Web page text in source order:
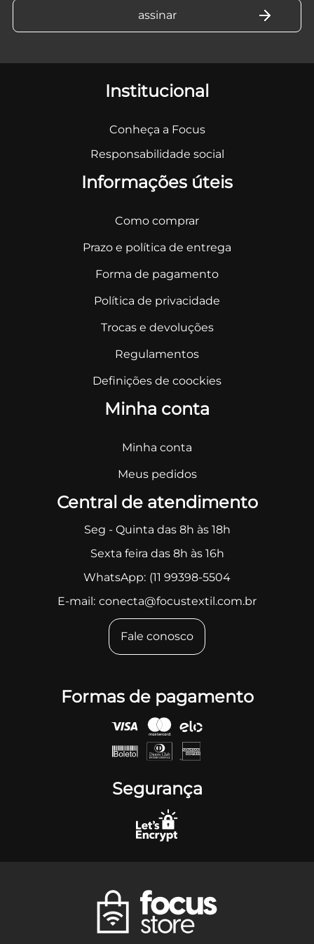
Institucional
Conheça a Focus
Responsabilidade social
Informações úteis
Como comprar
Prazo e política de entrega
Forma de pagamento
Política de privacidade
Trocas e devoluções
Regulamentos
Definições de coockies
Minha conta
Minha conta
Meus pedidos
Central de atendimento
Seg - Quinta das 8h às 18h
Sexta feira das 8h às 16h
WhatsApp: (11 99398-5504
E-mail: conecta@focustextil.com.br
Fale conosco
Formas de pagamento
Segurança